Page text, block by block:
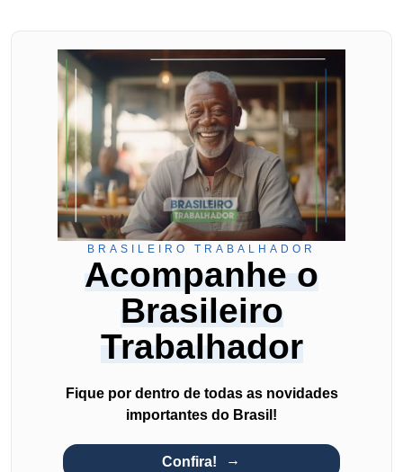
BRASILEIRO TRABALHADOR
Acompanhe o
Brasileiro
Trabalhador
Fique por dentro de todas as novidades
importantes do Brasil!
Confira!